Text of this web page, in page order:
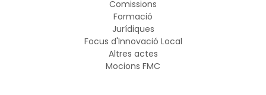
Comissions
Formació
Jurídiques
Focus d'Innovació Local
Altres actes
Mocions FMC